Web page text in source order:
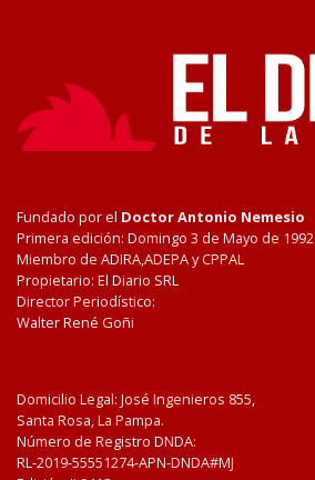
Fundado por el Doctor Antonio Nemesio
Primera edición: Domingo 3 de Mayo de 1992
Miembro de ADIRA,ADEPA y CPPAL
Propietario: El Diario SRL
Director Periodístico:
Walter René Goñi
Domicilio Legal: José Ingenieros 855,
Santa Rosa, La Pampa.
Número de Registro DNDA:
RL-2019-55551274-APN-DNDA#MJ